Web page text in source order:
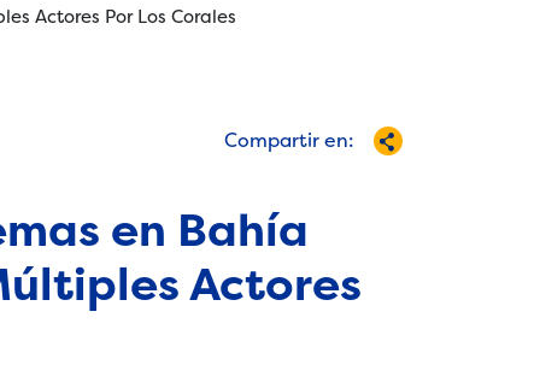
Actores Por Los Corales
Compartir en:
en Bahía
Actores